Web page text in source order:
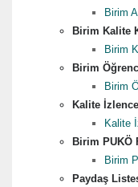
Birim
Birim Kalite
Birim
Birim
Birim
Kalite
Kalite
Birim PUKÖ
Birim
Paydaş